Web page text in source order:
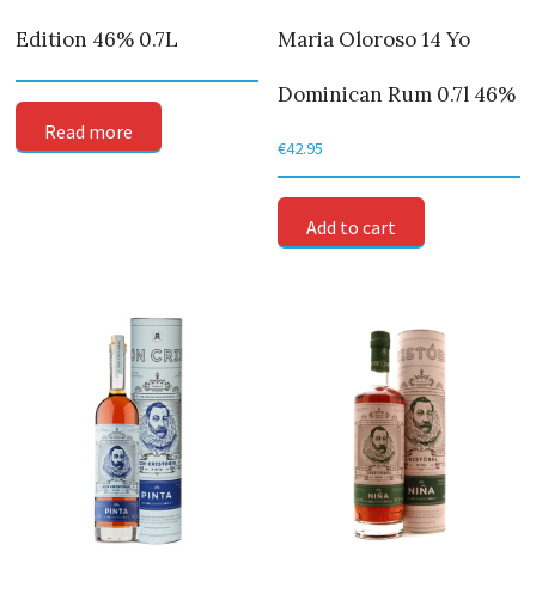
Edition 46% 0.7L
Read more
Maria Oloroso 14 Yo
Dominican Rum 0.7l 46%
€42.95
Add to cart